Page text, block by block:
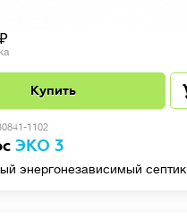
Купить
1102
ЭКО 3
энергонезависимый септик